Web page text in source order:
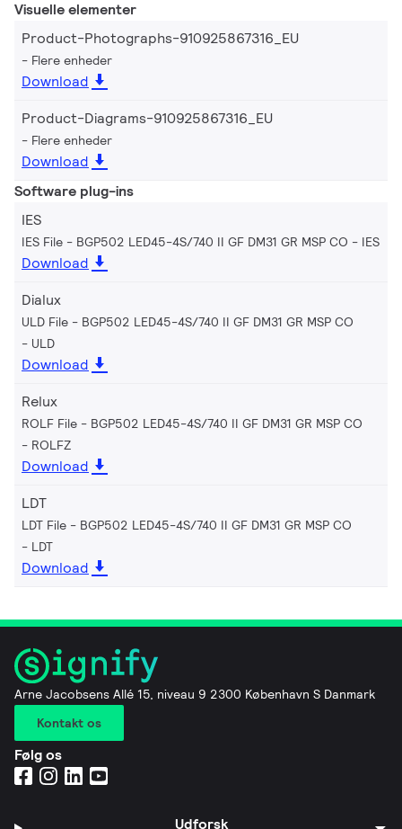
Visuelle elementer
Product-Photographs-910925867316_EU
Flere enheder
Download
Product-Diagrams-910925867316_EU
Flere enheder
Download
Software plug-ins
IES
IES File - BGP502 LED45-4S/740 II GF DM31 GR MSP CO IES
Download
Dialux
ULD File - BGP502 LED45-4S/740 II GF DM31 GR MSP CO
ULD
Download
Relux
ROLF File - BGP502 LED45-4S/740 II GF DM31 GR MSP CO
ROLFZ
Download
LDT
LDT File - BGP502 LED45-4S/740 II GF DM31 GR MSP CO
LDT
Download
Arne Jacobsens Allé 15, niveau 9 2300 København S Danmark
Kontakt os
Følg os
Udforsk